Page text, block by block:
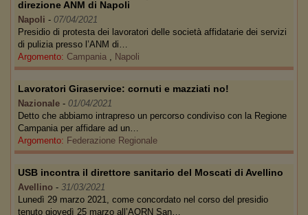
direzione ANM di Napoli
Napoli - 07/04/2021
Presidio di protesta dei lavoratori delle società affidatarie dei servizi
di pulizia presso l’ANM di…
Argomento: Campania , Napoli
Lavoratori Giraservice: cornuti e mazziati no!
Nazionale - 01/04/2021
Detto che abbiamo intrapreso un percorso condiviso con la Regione
Campania per affidare ad un…
Argomento: Federazione Regionale
USB incontra il direttore sanitario del Moscati di Avellino
Avellino - 31/03/2021
Lunedì 29 marzo 2021, come concordato nel corso del presidio
tenuto giovedì 25 marzo all’AORN San…